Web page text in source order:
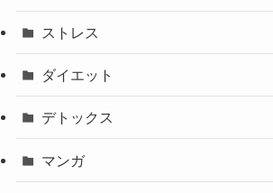
ストレス
ダイエット
デトックス
マンガ